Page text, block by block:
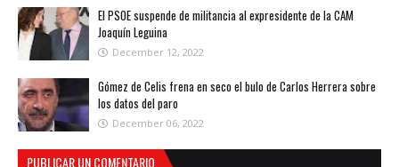
El PSOE suspende de militancia al expresidente de la CAM
Joaquín Leguina
December 12, 2022
Gómez de Celis frena en seco el bulo de Carlos Herrera sobre
los datos del paro
December 06, 2022
PUBLICAR UN COMENTARIO